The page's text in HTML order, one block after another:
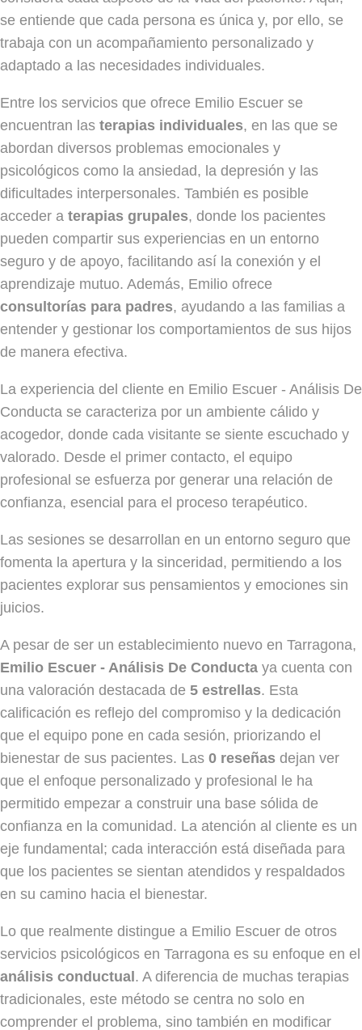
se entiende que cada persona es única y, por ello, se
trabaja con un acompañamiento personalizado y
adaptado a las necesidades individuales.
Entre los servicios que ofrece Emilio Escuer se
encuentran las terapias individuales, en las que se
abordan diversos problemas emocionales y
psicológicos como la ansiedad, la depresión y las
dificultades interpersonales. También es posible
acceder a terapias grupales, donde los pacientes
pueden compartir sus experiencias en un entorno
seguro y de apoyo, facilitando así la conexión y el
aprendizaje mutuo. Además, Emilio ofrece
consultorías para padres, ayudando a las familias a
entender y gestionar los comportamientos de sus hijos
de manera efectiva.
La experiencia del cliente en Emilio Escuer - Análisis De
Conducta se caracteriza por un ambiente cálido y
acogedor, donde cada visitante se siente escuchado y
valorado. Desde el primer contacto, el equipo
profesional se esfuerza por generar una relación de
confianza, esencial para el proceso terapéutico.
Las sesiones se desarrollan en un entorno seguro que
fomenta la apertura y la sinceridad, permitiendo a los
pacientes explorar sus pensamientos y emociones sin
juicios.
A pesar de ser un establecimiento nuevo en Tarragona,
Emilio Escuer - Análisis De Conducta ya cuenta con
una valoración destacada de 5 estrellas. Esta
calificación es reflejo del compromiso y la dedicación
que el equipo pone en cada sesión, priorizando el
bienestar de sus pacientes. Las 0 reseñas dejan ver
que el enfoque personalizado y profesional le ha
permitido empezar a construir una base sólida de
confianza en la comunidad. La atención al cliente es un
eje fundamental; cada interacción está diseñada para
que los pacientes se sientan atendidos y respaldados
en su camino hacia el bienestar.
Lo que realmente distingue a Emilio Escuer de otros
servicios psicológicos en Tarragona es su enfoque en el
análisis conductual. A diferencia de muchas terapias
tradicionales, este método se centra no solo en
comprender el problema, sino también en modificar